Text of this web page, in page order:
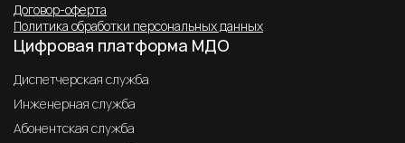
Договор-оферта
Политика обработки персональных данных
Цифровая платформа МДО
Диспетчерская служба
Инженерная служба
Абонентская служба